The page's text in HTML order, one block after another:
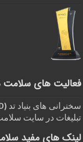
فعالیت های سلامت
سخنرانی های بنیاد تد (TED)
تبلیغات در سایت
لینک های مفید